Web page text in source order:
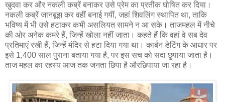
खुदवा कर और नकली कब्रें बनाकर उसे प्रेम का प्रतीक घोषित कर दिया।
नकली कब्रें जानबूझ कर वहीं बनाई गयीं, जहां शिवलिंग स्थापित था, ताकि
भविष्य में भी उसे हटाकर कभी असलियत सामने न आ सके। ताजमहल में नीचे
की ओर अनेक कमरे हैं, जिन्हें खोला नहीं जाता। कहते हैं कि वहां वे सब देव
प्रतिमाएं रखी हैं, जिन्हें मंदिर से हटा दिया गया था। कार्बन डेटिंग के आधार पर
इसे 1,400 साल पुराना बताया गया है, पर इस सच को सदा छुपाया जाता है।
ताज महल का रहस्य आज तक जनता छिपा है औरछिपाया जा रहा है।